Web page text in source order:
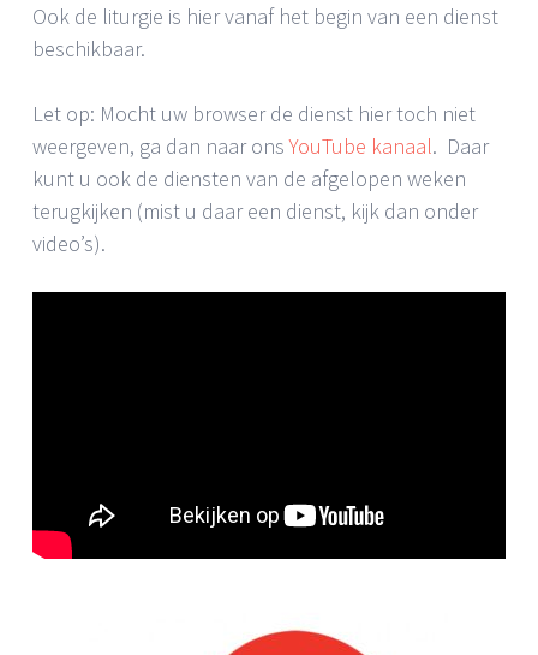
Ook de liturgie is hier vanaf het begin van een dienst
beschikbaar.
Let op: Mocht uw browser de dienst hier toch niet
weergeven, ga dan naar onsYouTube kanaal. Daar
kunt u ook de diensten van de afgelopen weken
terugkijken (mist u daar een dienst, kijk dan onder
video’s).